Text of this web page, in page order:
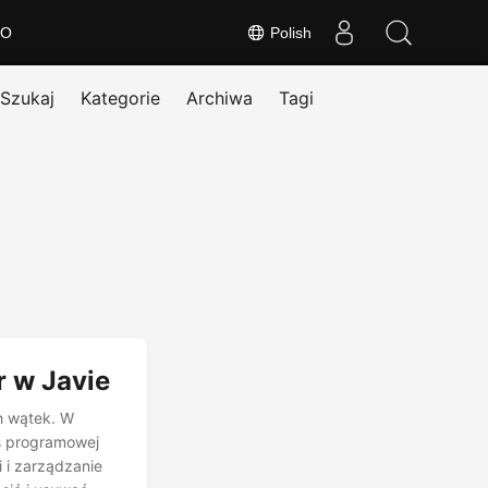
Polish
O
Szukaj Kategorie Archiwa Tagi
w Javie
wątek. W
programowej
i zarządzanie